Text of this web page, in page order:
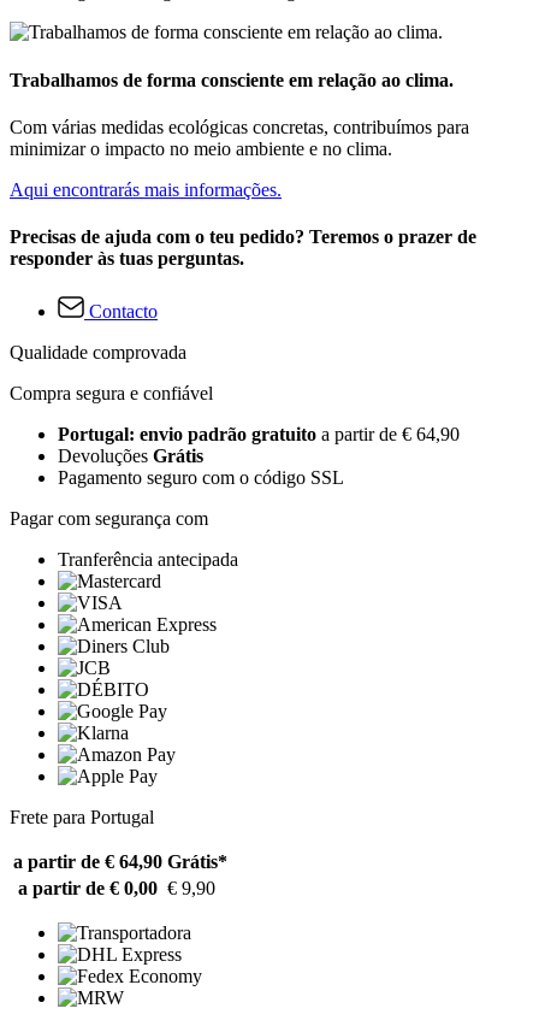
Trabalhamos de forma consciente em relação ao clima.
Com várias medidas ecológicas concretas, contribuímos para
minimizar o impacto no meio ambiente e no clima.
Aqui encontrarás mais informações.
Precisas de ajuda com o teu pedido? Teremos o prazer de
responder às tuas perguntas.
Contacto
Qualidade comprovada
Compra segura e confiável
Portugal: envio padrão gratuito a partir de € 64,90
Devoluções Grátis
Pagamento seguro com o código SSL
Pagar com segurança com
Tranferência antecipada
Frete para Portugal
a partir de € 64,90 Grátis*
a partir de € 0,00 € 9,90